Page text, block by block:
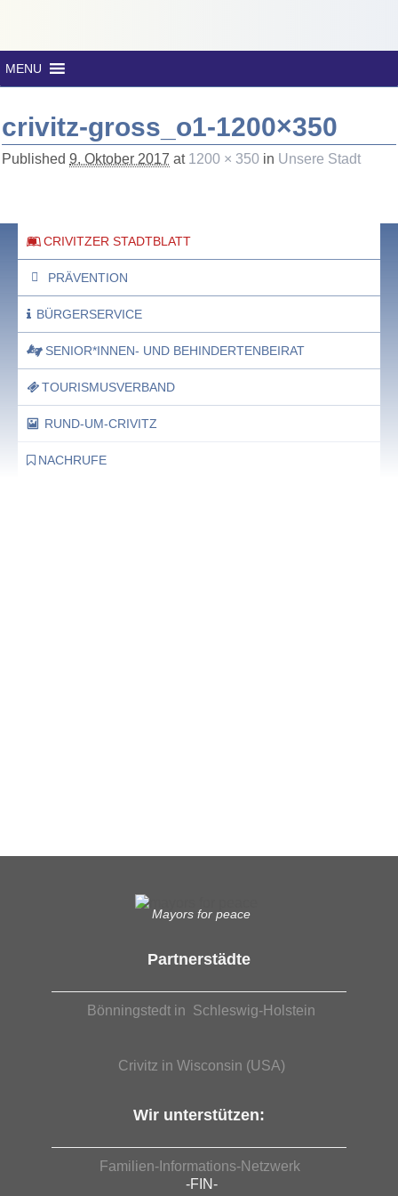
MENU
crivitz-gross_o1-1200×350
Published 9. Oktober 2017 at 1200 × 350 in Unsere Stadt
Bilder-Navigation
CRIVITZER STADTBLATT
PRÄVENTION
BÜRGERSERVICE
SENIOR*INNEN- UND BEHINDERTENBEIRAT
TOURISMUSVERBAND
RUND-UM-CRIVITZ
NACHRUFE
Mayors for peace
Partnerstädte
Bönningstedt in Schleswig-Holstein
Crivitz in Wisconsin (USA)
Wir unterstützen:
Familien-Informations-Netzwerk
-FIN-